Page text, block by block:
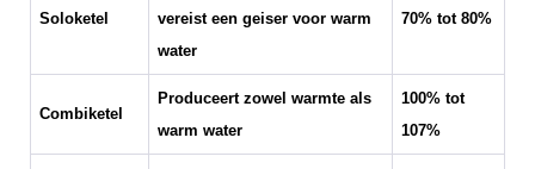
Soloketel
vereist een geiser voor warm
water
70% tot 80%
Combiketel
Produceert zowel warmte als
warm water
100% tot
107%